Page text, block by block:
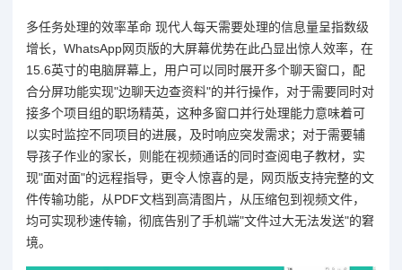
多任务处理的效率革命 现代人每天需要处理的信息量呈指数级
增长，WhatsApp网页版的大屏幕优势在此凸显出惊人效率，在
15.6英寸的电脑屏幕上，用户可以同时展开多个聊天窗口，配
合分屏功能实现"边聊天边查资料"的并行操作，对于需要同时对
接多个项目组的职场精英，这种多窗口并行处理能力意味着可
以实时监控不同项目的进展，及时响应突发需求；对于需要辅
导孩子作业的家长，则能在视频通话的同时查阅电子教材，实
现"面对面"的远程指导，更令人惊喜的是，网页版支持完整的文
件传输功能，从PDF文档到高清图片，从压缩包到视频文件，
均可实现秒速传输，彻底告别了手机端"文件过大无法发送"的窘
境。